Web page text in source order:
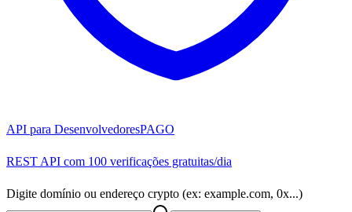
API para DesenvolvedoresPAGO
REST API com 100 verificações gratuitas/dia
Digite domínio ou endereço crypto (ex: example.com, 0x...)